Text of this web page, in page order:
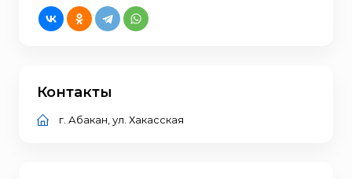
Контакты
г. Абакан, ул. Хакасская